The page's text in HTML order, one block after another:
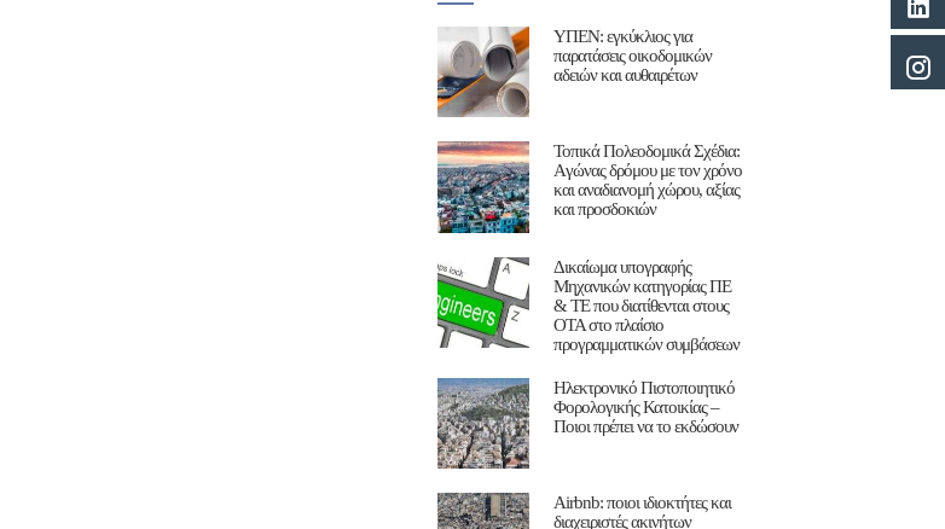
ΥΠΕΝ: εγκύκλιος για
παρατάσεις οικοδομικών
αδειών και αυθαιρέτων
Τοπικά Πολεοδομικά Σχέδια:
Aγώνας δρόμου με τον χρόνο
και αναδιανομή χώρου, αξίας
και προσδοκιών
Δικαίωμα υπογραφής
Μηχανικών κατηγορίας ΠΕ
& ΤΕ που διατίθενται στους
ΟΤΑ στο πλαίσιο
προγραμματικών συμβάσεων
Ηλεκτρονικό Πιστοποιητικό
Φορολογικής Κατοικίας –
Ποιοι πρέπει να το εκδώσουν
Airbnb: ποιοι ιδιοκτήτες και
διαχειριστές ακινήτων